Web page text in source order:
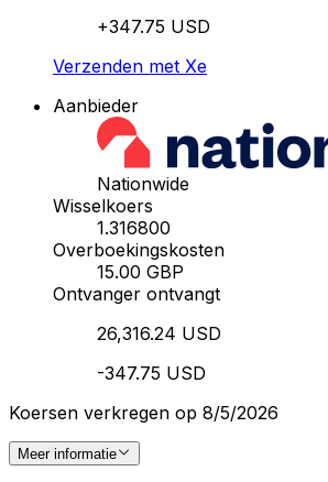
+347.75 USD
Verzenden met Xe
Aanbieder
Nationwide
Wisselkoers
1.316800
Overboekingskosten
15.00 GBP
Ontvanger ontvangt
26,316.24 USD
-347.75 USD
Koersen verkregen op 8/5/2026
Meer informatie